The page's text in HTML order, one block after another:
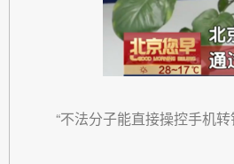
“不法分子能直接操控手机转